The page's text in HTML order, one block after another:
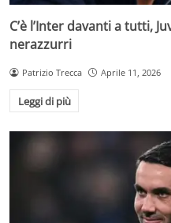
C’è l’Inter davanti a tutti,
nerazzurri
Patrizio Trecca Aprile 11, 2026
Leggi di più